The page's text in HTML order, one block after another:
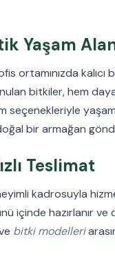
Yaşam
ortamınızda kalıcı
bitkiler, hem
bir armağan
Teslimat
kadrosuyla
içinde hazırlanır ve
bitki modelleri